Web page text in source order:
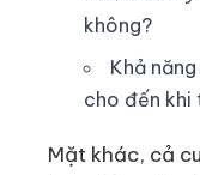
không?
Khả
cho đến khi
Mặt khác, cả